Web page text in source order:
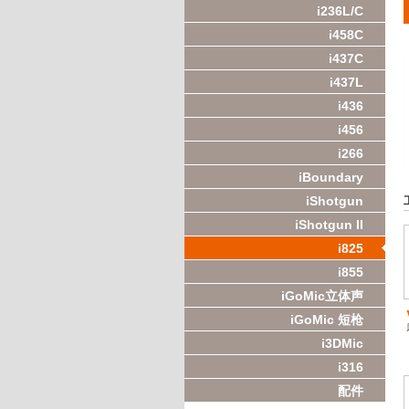
i236L/C
i458C
i437C
i437L
i436
i456
i266
iBoundary
iShotgun
iShotgun II
i825
i855
iGoMic立体声
iGoMic 短枪
i3DMic
i316
配件